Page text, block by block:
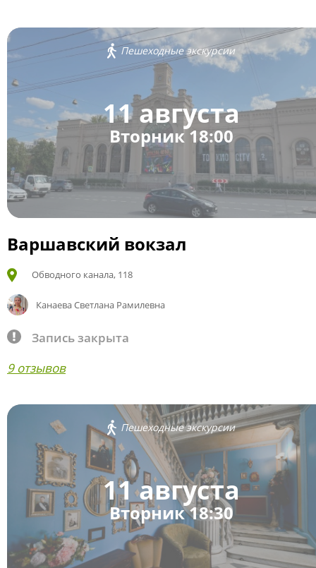
Пешеходные экскурсии
11 августа
Вторник 18:00
Варшавский вокзал
Обводного канала, 118
Канаева Светлана Рамилевна
Запись закрыта
9 отзывов
Пешеходные экскурсии
11 августа
Вторник 18:30